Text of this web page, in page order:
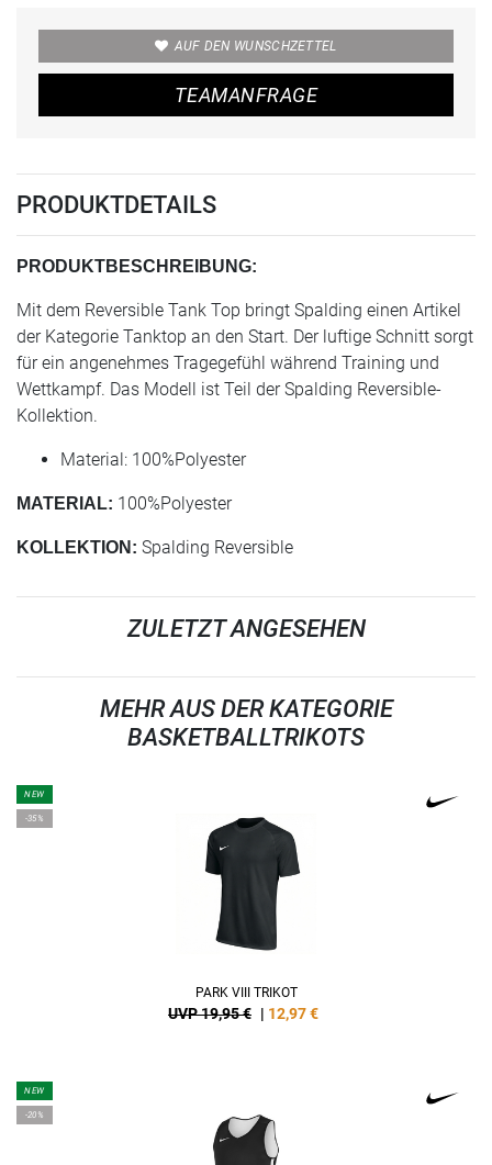
AUF DEN WUNSCHZETTEL
TEAMANFRAGE
PRODUKTDETAILS
PRODUKTBESCHREIBUNG:
Mit dem Reversible Tank Top bringt Spalding einen Artikel
der Kategorie Tanktop an den Start. Der luftige Schnitt sorgt
für ein angenehmes Tragegefühl während Training und
Wettkampf. Das Modell ist Teil der Spalding Reversible-
Kollektion.
Material: 100%Polyester
MATERIAL: 100%Polyester
KOLLEKTION: Spalding Reversible
ZULETZT ANGESEHEN
MEHR AUS DER KATEGORIE
BASKETBALLTRIKOTS
NEW
-35%
PARK VIII TRIKOT
UVP 19,95 € | 12,97€
NEW
-20%